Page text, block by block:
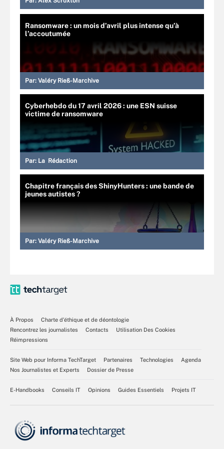
Ransomware : un mois d’avril plus intense qu’à
l’accoutumée
Par: Valéry Rieß-Marchive
Cyberhebdo du 17 avril 2026 : une ESN suisse
victime de ransomware
Par: La Rédaction
Chapitre français des ShinyHunters : une bande de
jeunes autistes ?
Par: Valéry Rieß-Marchive
À Propos
Charte d’éthique et de déontologie
Rencontrez les journalistes
Contacts
Utilisation Des Cookies
Réimpressions
Site Web pour Informa TechTarget Partenaires Technologies
Agenda
Nos Journalistes et Experts
Dossier de Presse
E-Handbooks Conseils IT Opinions Guides Essentiels Projets IT